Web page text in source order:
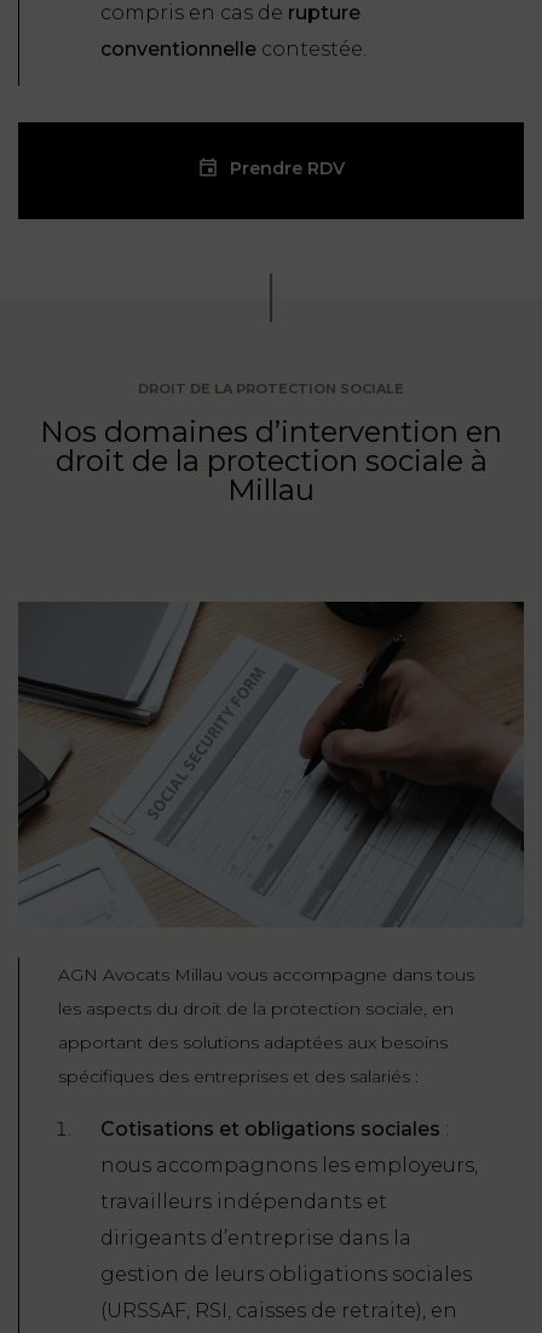
compris en cas de rupture
conventionnelle contestée.
Prendre RDV
DROIT DE LA PROTECTION SOCIALE
Nos domaines d’intervention en
droit de la protection sociale à
Millau
AGN Avocats Millau vous accompagne dans tous
les aspects du droit de la protection sociale, en
apportant des solutions adaptées aux besoins
spécifiques des entreprises et des salariés :
Cotisations et obligations sociales :
nous accompagnons les employeurs,
travailleurs indépendants et
dirigeants d’entreprise dans la
gestion de leurs obligations sociales
(URSSAF, RSI, caisses de retraite), en